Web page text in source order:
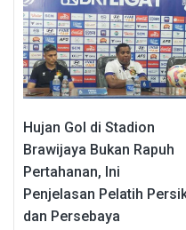
Hujan Gol di Stadion
Brawijaya Bukan Rapuh
Pertahanan, Ini
Penjelasan Pelatih
dan Persebaya